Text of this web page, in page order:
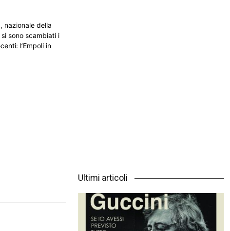
nazionale della
sono scambiati i
l’Empoli in
Ultimi articoli